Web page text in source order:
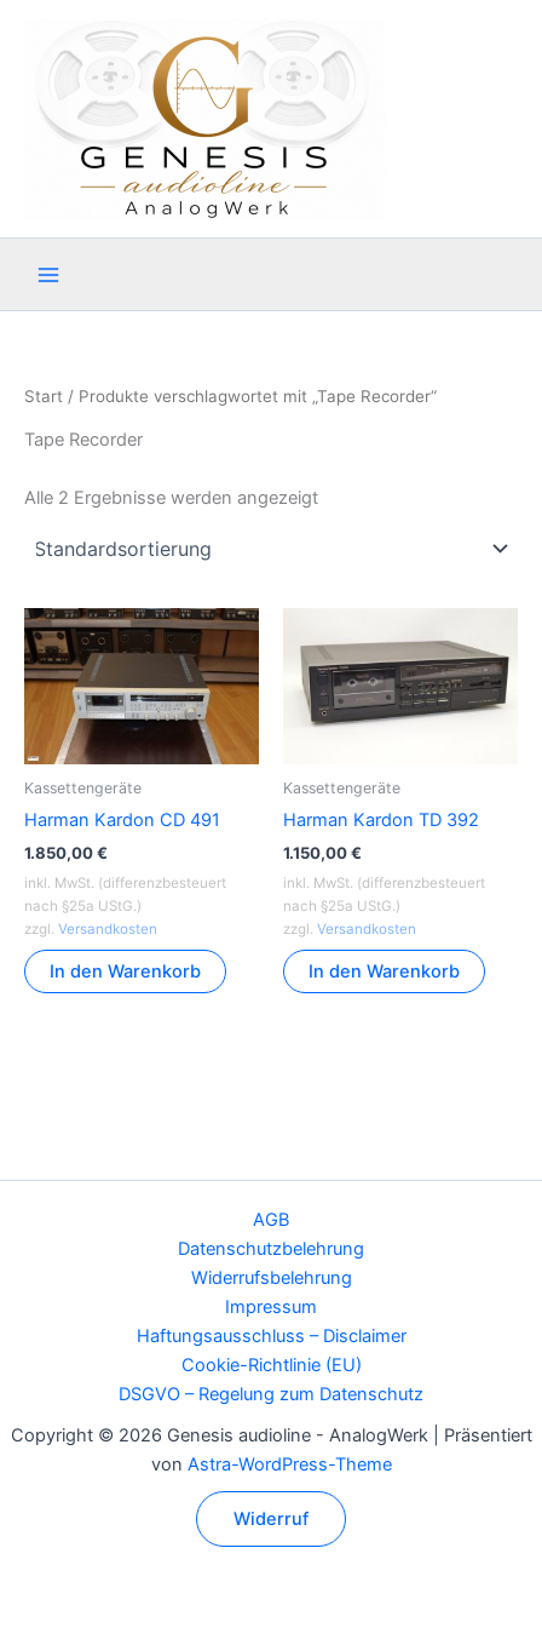
springen
Start / Produkte verschlagwortet mit „Tape Recorder“
Tape Recorder
Alle 2 Ergebnisse werden angezeigt
Kassettengeräte
Harman Kardon CD 491
1.850,00€
inkl. MwSt. (differenzbesteuert
nach §25a UStG.)
zzgl. Versandkosten
In den Warenkorb
Kassettengeräte
Harman Kardon TD 392
1.150,00€
inkl. MwSt. (differenzbesteuert
nach §25a UStG.)
zzgl. Versandkosten
In den Warenkorb
AGB
Datenschutzbelehrung
Widerrufsbelehrung
Impressum
Haftungsausschluss – Disclaimer
Cookie-Richtlinie (EU)
DSGVO – Regelung zum Datenschutz
Copyright © 2026 Genesis audioline - AnalogWerk | Präsentiert
von Astra-WordPress-Theme
Widerruf